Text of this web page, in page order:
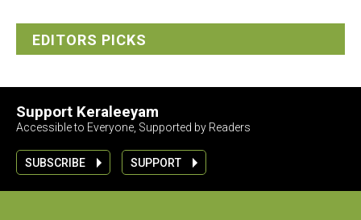
EDITORS PICKS
Support Keraleeyam
Accessible to Everyone, Supported by Readers
SUBSCRIBE SUPPORT